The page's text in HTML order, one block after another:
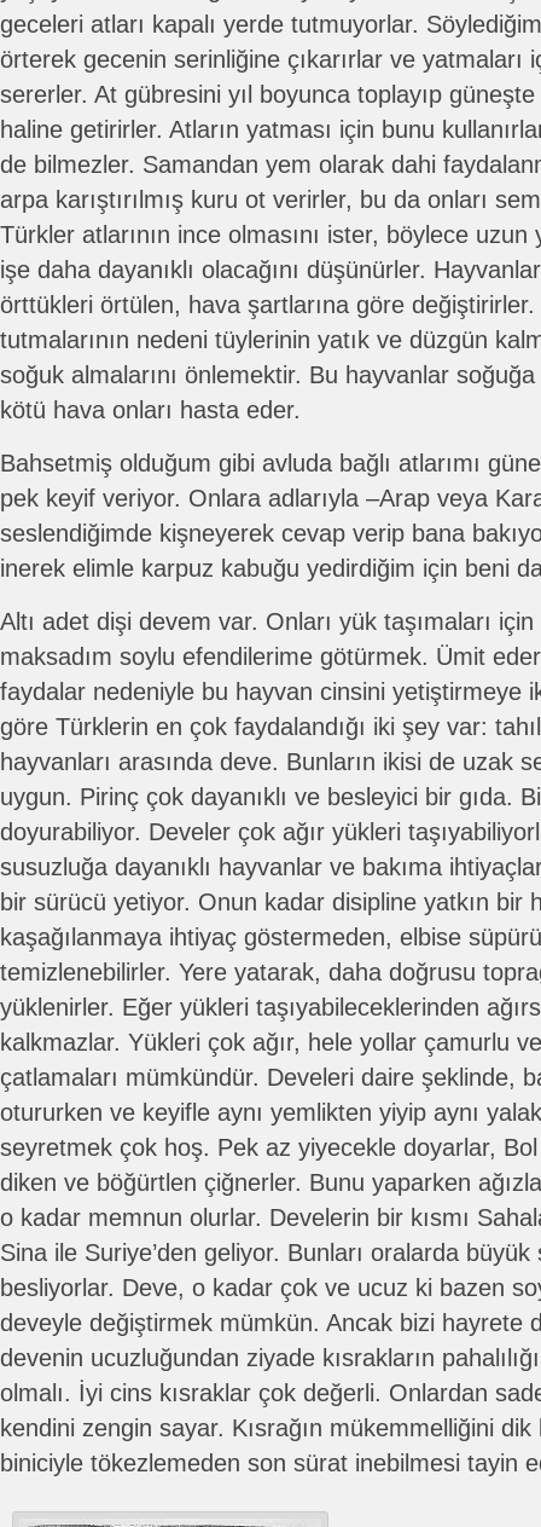
geceleri atları kapalı yerde tutmuyorlar.
örterek gecenin serinliğine çıkarırlar ve yatmaları
sererler. At gübresini yıl boyunca toplayıp
haline getirirler. Atların yatması için bunu
de bilmezler. Samandan yem olarak dahi
arpa karıştırılmış kuru ot verirler, bu da onları
Türkler atlarının ince olmasını ister, böylece
işe daha dayanıklı olacağını düşünürler.
örttükleri örtülen, hava şartlarına göre değiştirirler.
tutmalarının nedeni tüylerinin yatık ve düzgün
soğuk almalarını önlemektir. Bu hayvanlar
kötü hava onları hasta eder.
Bahsetmiş olduğum gibi avluda bağlı atlarımı
pek keyif veriyor. Onlara adlarıyla –Arap veya
seslendiğimde kişneyerek cevap verip bana
inerek elimle karpuz kabuğu yedirdiğim için beni
Altı adet dişi devem var. Onları yük taşımaları için
maksadım soylu efendilerime götürmek. Ümit
faydalar nedeniyle bu hayvan cinsini yetiştirmeye
göre Türklerin en çok faydalandığı iki şey var:
hayvanları arasında deve. Bunların ikisi de uzak
uygun. Pirinç çok dayanıklı ve besleyici bir gıda.
doyurabiliyor. Develer çok ağır yükleri
susuzluğa dayanıklı hayvanlar ve bakıma
bir sürücü yetiyor. Onun kadar disipline yatkın bir
kaşağılanmaya ihtiyaç göstermeden, elbise
temizlenebilirler. Yere yatarak, daha doğrusu
yüklenirler. Eğer yükleri taşıyabileceklerinden
kalkmazlar. Yükleri çok ağır, hele yollar çamurlu
çatlamaları mümkündür. Develeri daire şeklinde,
otururken ve keyifle aynı yemlikten yiyip aynı
seyretmek çok hoş. Pek az yiyecekle doyarlar, Bol
diken ve böğürtlen çiğnerler. Bunu yaparken
o kadar memnun olurlar. Develerin bir kısmı
Sina ile Suriye’den geliyor. Bunları oralarda
besliyorlar. Deve, o kadar çok ve ucuz ki bazen
deveyle değiştirmek mümkün. Ancak bizi hayrete
devenin ucuzluğundan ziyade kısrakların
olmalı. İyi cins kısraklar çok değerli. Onlardan
kendini zengin sayar. Kısrağın mükemmelliğini
biniciyle tökezlemeden son sürat inebilmesi tayin